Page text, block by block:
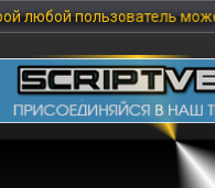
может купить